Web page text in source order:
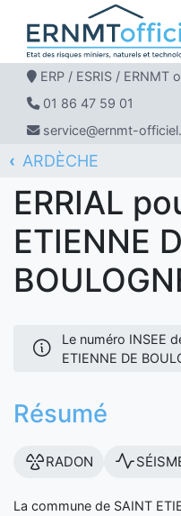
ERP / ESRIS / ERNMT
01 86 47 59 01
service@ernmt-
ERNMT Officiel
ERRIAL
ARDÈCHE
SAINT ETIENNE DE
ERRIAL
ETIENNE
Le numéro INSEE
ETIENNE DE
Résumé
RADON
La commune de SAINT